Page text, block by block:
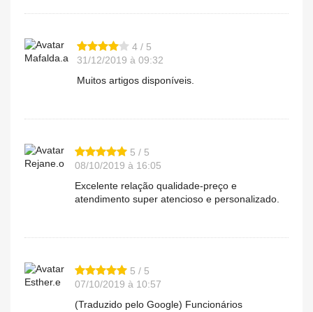
Mafalda.a
4 / 5
31/12/2019 à 09:32
Muitos artigos disponíveis.
Rejane.o
5 / 5
08/10/2019 à 16:05
Excelente relação qualidade-preço e
atendimento super atencioso e personalizado.
Esther.e
5 / 5
07/10/2019 à 10:57
(Traduzido pelo Google) Funcionários